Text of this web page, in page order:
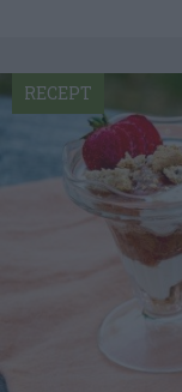
RECEPT